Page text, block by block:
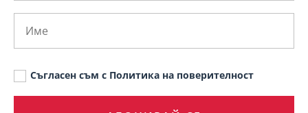
Съгласен съм с Политика на поверителност